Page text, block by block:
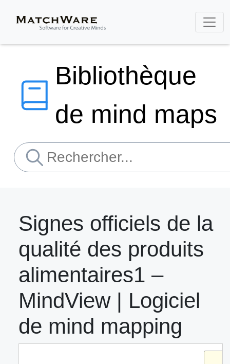
Bibliothèque
de mind maps
Signes officiels de la
qualité des produits
alimentaires1 –
MindView | Logiciel
de mind mapping